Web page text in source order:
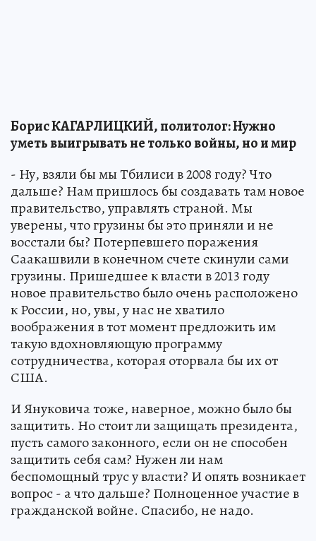
Борис КАГАРЛИЦКИЙ, политолог: Нужно
уметь выигрывать не только войны, но и мир
- Ну, взяли бы мы Тбилиси в 2008 году? Что
дальше? Нам пришлось бы создавать там новое
правительство, управлять страной. Мы
уверены, что грузины бы это приняли и не
восстали бы? Потерпевшего поражения
Саакашвили в конечном счете скинули сами
грузины. Пришедшее к власти в 2013 году
новое правительство было очень расположено
к России, но, увы, у нас не хватило
воображения в тот момент предложить им
такую вдохновляющую программу
сотрудничества, которая оторвала бы их от
США.
И Януковича тоже, наверное, можно было бы
защитить. Но стоит ли защищать президента,
пусть самого законного, если он не способен
защитить себя сам? Нужен ли нам
беспомощный трус у власти? И опять возникает
вопрос - а что дальше? Полноценное участие в
гражданской войне. Спасибо, не надо.